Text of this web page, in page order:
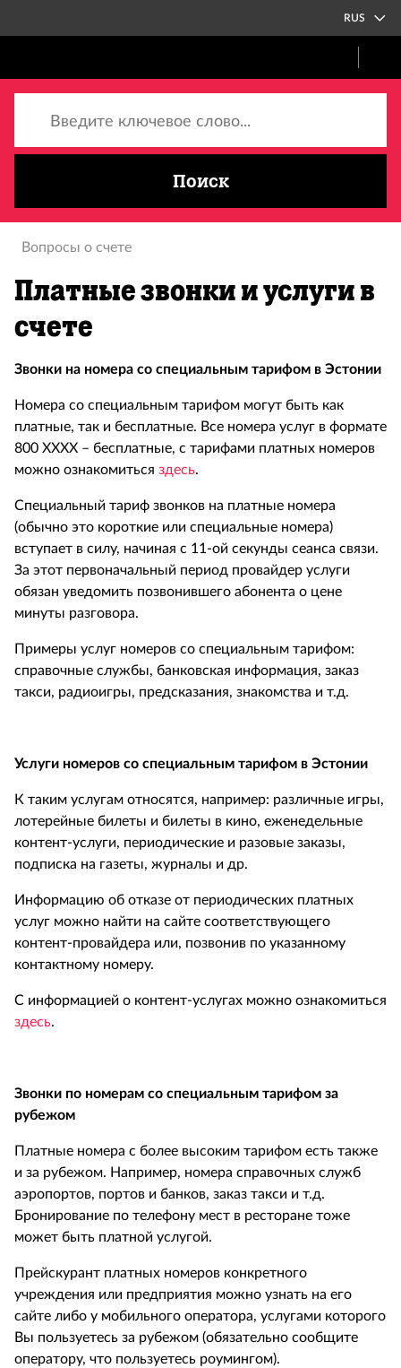
RUS
Поиск
Вопросы о счете
Платные звонки и услуги в
счете
Звонки на номера со специальным тарифом в Эстонии
Номера со специальным тарифом могут быть как
платные, так и бесплатные. Все номера услуг в формате
800 ХХХХ – бесплатные, с тарифами платных номеров
можно ознакомиться здесь.
Специальный тариф звонков на платные номера
(обычно это короткие или специальные номера)
вступает в силу, начиная с 11-ой секунды сеанса связи.
За этот первоначальный период провайдер услуги
обязан уведомить позвонившего абонента о цене
минуты разговора.
Примеры услуг номеров со специальным тарифом:
справочные службы, банковская информация, заказ
такси, радиоигры, предсказания, знакомства и т.д.
Услуги номеров со специальным тарифом в Эстонии
К таким услугам относятся, например: различные игры,
лотерейные билеты и билеты в кино, еженедельные
контент-услуги, периодические и разовые заказы,
подписка на газеты, журналы и др.
Информацию об отказе от периодических платных
услуг можно найти на сайте соответствующего
контент-провайдера или, позвонив по указанному
контактному номеру.
С информацией о контент-услугах можно ознакомиться
здесь.
Звонки по номерам со специальным тарифом за
рубежом
Платные номера с более высоким тарифом есть также
и за рубежом. Например, номера справочных служб
аэропортов, портов и банков, заказ такси и т.д.
Бронирование по телефону мест в ресторане тоже
может быть платной услугой.
Прейскурант платных номеров конкретного
учреждения или предприятия можно узнать на его
сайте либо у мобильного оператора, услугами которого
Вы пользуетесь за рубежом (обязательно сообщите
оператору, что пользуетесь роумингом).